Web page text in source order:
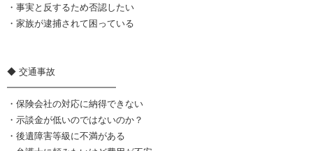
・事実と反するため否認したい
・家族が逮捕されて困っている
◆ 交通事故
━━━━━━━━━━━━
・保険会社の対応に納得できない
・示談金が低いのではないのか？
・後遺障害等級に不満がある